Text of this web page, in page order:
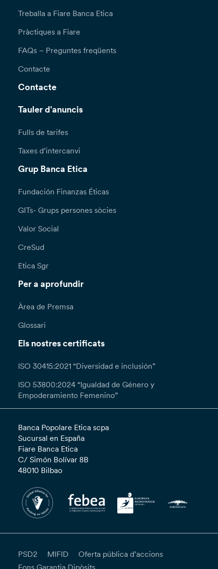
Treballa a Fiare Banca Etica
Pràctiques a Fiare
FAQs – Preguntes freqüents
Contacte
Contacte
Tauler d'anuncis
Fulls de tarifes
Taxes d’intercanvi
Grup Banca Etica
Fundación Finanzas Éticas
GITs- Grups persones sòcies
Valor Social
CreSud
Etica Sgr
Per a aprofundir
Àrea de Premsa
Glossari
Els nostres certificats
ISO 30415:2021 “Diversidad e inclusión”
ISO 53800:2024 “Igualdad de Género y
Empoderamiento Femenino”
Banca Popolare Etica scpa
Sucursal en España
Fiare Banca Etica
C/ Simón Bolívar 8B
48010 Bilbao
PSD2 MIFID
Oferta pública d’accions